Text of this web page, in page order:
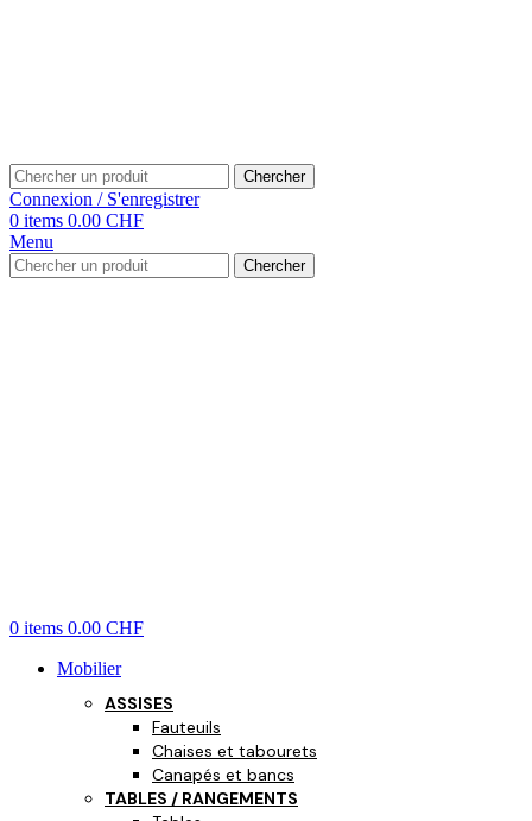
Chercher
Connexion / S'enregistrer
0 items 0.00 CHF
Menu
Chercher
0 items 0.00 CHF
Mobilier
ASSISES
Fauteuils
Chaises et tabourets
Canapés et bancs
TABLES / RANGEMENTS